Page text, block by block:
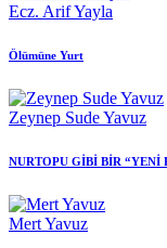
Ecz. Arif Yayla
Ölümüne Yurt
Zeynep Sude Yavuz
NURTOPU GİBİ BİR “YENİ
Mert Yavuz